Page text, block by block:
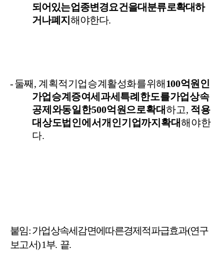
되어있는업종변경요건을대분류로확대하
거나폐지 해야한다.
-둘째 , 계획적기업승계 활성화를위해 100억원인
가업승계 증여세 과세 특례한도를가업상속
공제와동일한500억원으로확대하고, 적용
대상도법인에서개인기업까지 확대해야한
다.
붙임:가업상속세 감면에 따른경제적파급효과(연구
보고서) 1부. 끝.